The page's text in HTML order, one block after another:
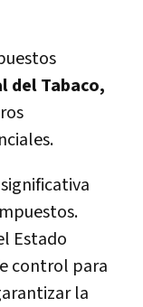
del Tabaco,
Estado
control para
la